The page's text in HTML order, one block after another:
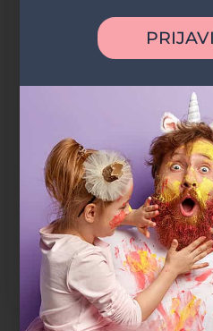
Bazen sa lopticama
Kućica
Prepreke
Tobogani
Tunel